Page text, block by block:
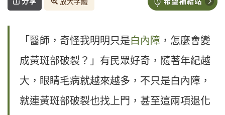
「醫師，奇怪我明明只是白內障 ，怎麼會變
成黃斑部破裂？」有民眾好奇，隨著年紀越
大，眼睛毛病就越來越多，不只是白內障，
就連黃斑部破裂也找上門，甚至這兩項退化